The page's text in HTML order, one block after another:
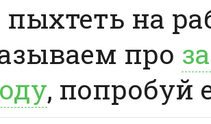
пыхтеть на
про
, попробуй